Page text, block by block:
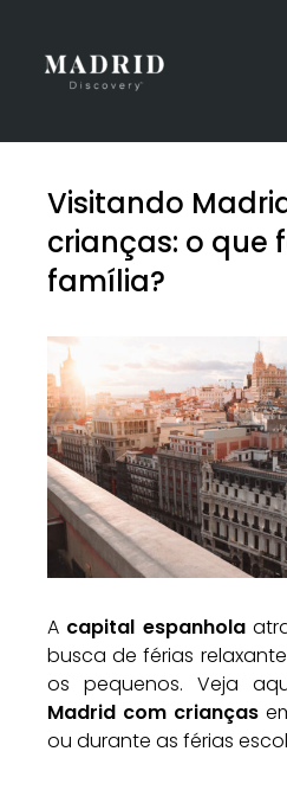
Visitando
crianças: o que
família?
A capital espanhola
busca de férias
os pequenos. Veja
Madrid com crianças
ou durante as férias